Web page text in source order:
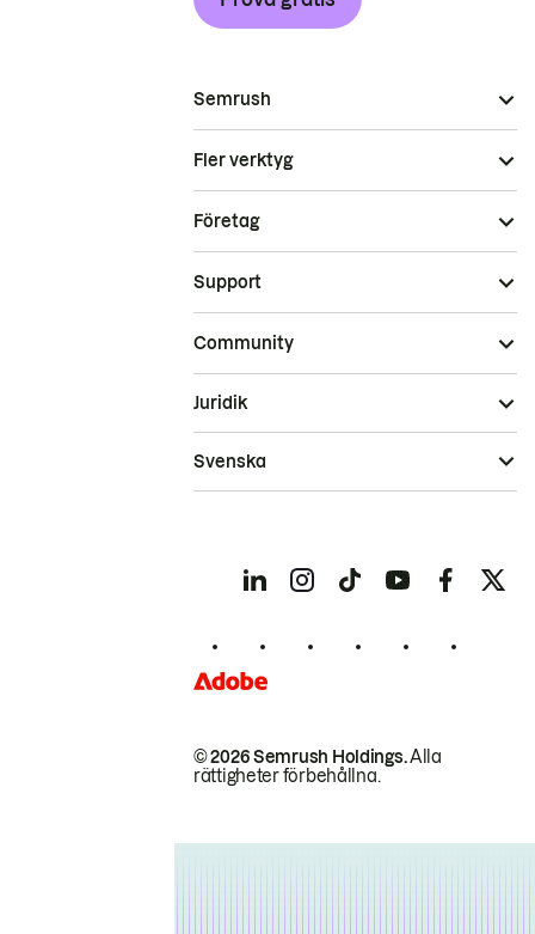
Semrush
Fler verktyg
Företag
Support
Community
© 2026 Semrush Holdings.Alla
rättigheter förbehållna.
Juridik
Svenska